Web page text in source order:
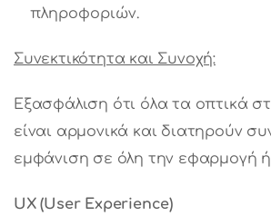
πληροφοριών.
Συνεκτικότητα και Συνοχή:
Εξασφάλιση ότι όλα τα οπτικά
είναι αρμονικά και διατηρούν
εμφάνιση σε όλη την εφαρμογή
UX (User Experience)